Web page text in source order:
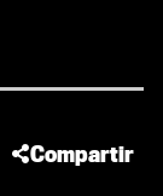
Compartir